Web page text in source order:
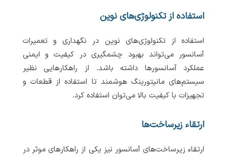
استفاده از تکنولوژی‌های نوین
استفاده از تکنولوژی‌های نوین در نگهداری و تعمیرات
آسانسور می‌تواند بهبود چشمگیری در کیفیت و ایمنی
عملکرد آسانسورها داشته باشد. از راهکارهایی نظیر
سیستم‌های مانیتورینگ هوشمند تا استفاده از قطعات و
تجهیزات با کیفیت بالا می‌توان استفاده کرد.
ارتقاء زیرساخت‌ها
ارتقاء زیرساخت‌های آسانسور نیز یکی از راهکارهای موثر در